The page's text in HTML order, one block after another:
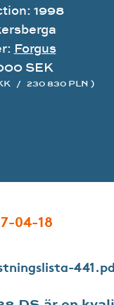
1998
Forgus
SEK
/ 230 830 PLN )
04-18